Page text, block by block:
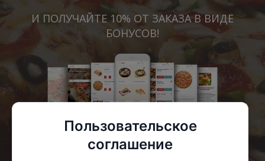
И ПОЛУЧАЙТЕ 10% ОТ ЗАКАЗА В ВИДЕ
БОНУСОВ!
Пользовательское
соглашение